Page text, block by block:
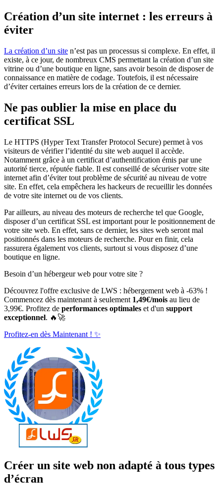
Création d’un site internet : les erreurs à
éviter
La création d’un site n’est pas un processus si complexe. En effet, il
existe, à ce jour, de nombreux CMS permettant la création d’un site
vitrine ou d’une boutique en ligne, sans avoir besoin de disposer de
connaissance en matière de codage. Toutefois, il est nécessaire
d’éviter certaines erreurs lors de la création de ce dernier.
Ne pas oublier la mise en place du
certificat SSL
Le HTTPS (Hyper Text Transfer Protocol Secure) permet à vos
visiteurs de vérifier l’identité du site web auquel il accède.
Notamment grâce à un certificat d’authentification émis par une
autorité tierce, réputée fiable. Il est conseillé de sécuriser votre site
internet afin d’éviter tout problème de sécurité au niveau de votre
site. En effet, cela empêchera les hackeurs de recueillir les données
de votre site internet ou de vos clients.
Par ailleurs, au niveau des moteurs de recherche tel que Google,
disposer d’un certificat SSL est important pour le positionnement de
votre site web. En effet, sans ce dernier, les sites web seront mal
positionnés dans les moteurs de recherche. Pour en finir, cela
rassurera également vos clients, surtout si vous disposez d’une
boutique en ligne.
Besoin d’un hébergeur web pour votre site ?
Découvrez l'offre exclusive de LWS : hébergement web à -63% !
Commencez dès maintenant à seulement 1,49€/mois au lieu de
3,99€. Profitez de performances optimales et d'un support
exceptionnel. 🔥🚀
Profitez-en dès Maintenant ! ✨
Créer un site web non adapté à tous types
d’écran